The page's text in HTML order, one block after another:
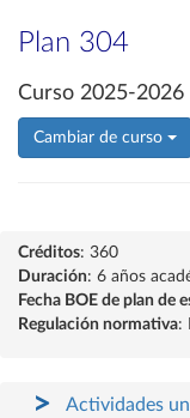
Plan 304
Curso 2025-2026
Cambiar de curso
Créditos: 360
Duración: 6 años
Fecha BOE de plan de
Regulación normativa:
Actividades